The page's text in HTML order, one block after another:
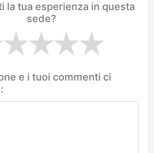
la tua esperienza in questa
sede?
e i tuoi commenti ci